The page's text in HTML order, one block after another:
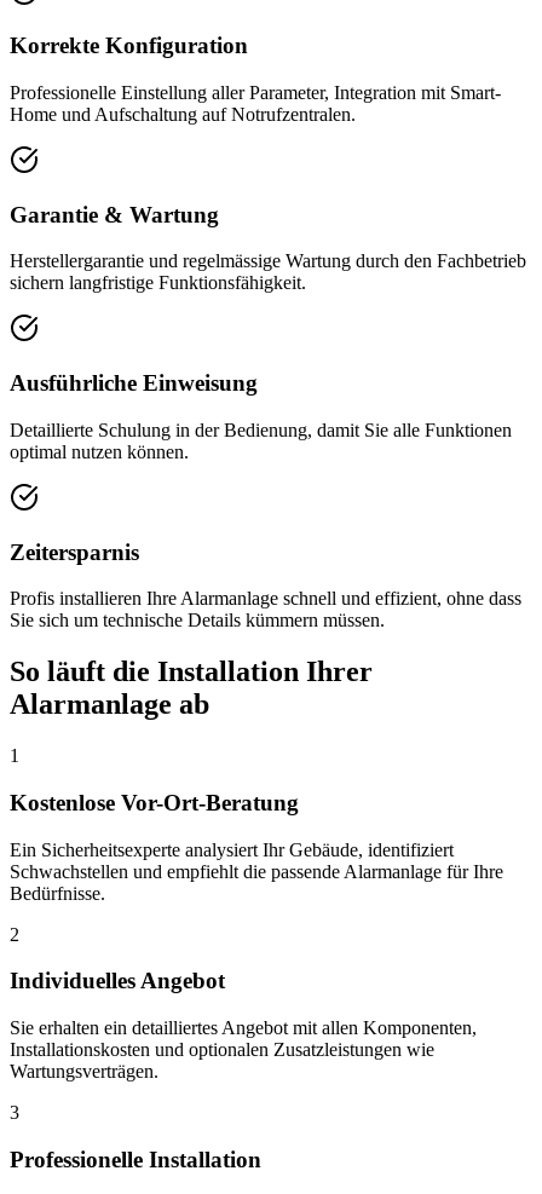
Korrekte Konfiguration
Professionelle Einstellung aller Parameter, Integration mit Smart-
Home und Aufschaltung auf Notrufzentralen.
Garantie & Wartung
Herstellergarantie und regelmässige Wartung durch den Fachbetrieb
sichern langfristige Funktionsfähigkeit.
Ausführliche Einweisung
Detaillierte Schulung in der Bedienung, damit Sie alle Funktionen
optimal nutzen können.
Zeitersparnis
Profis installieren Ihre Alarmanlage schnell und effizient, ohne dass
Sie sich um technische Details kümmern müssen.
So läuft die Installation Ihrer
Alarmanlage ab
1
Kostenlose Vor-Ort-Beratung
Ein Sicherheitsexperte analysiert Ihr Gebäude, identifiziert
Schwachstellen und empfiehlt die passende Alarmanlage für Ihre
Bedürfnisse.
2
Individuelles Angebot
Sie erhalten ein detailliertes Angebot mit allen Komponenten,
Installationskosten und optionalen Zusatzleistungen wie
Wartungsverträgen.
3
Professionelle Installation